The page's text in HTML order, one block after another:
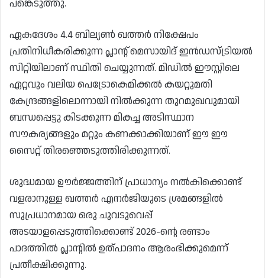
പങ്കെടുത്തു.
ഏകദേശം 4.4 ബില്യൺ ഖത്തർ നിക്ഷേപം
പ്രതിനിധീകരിക്കുന്ന പ്ലാൻ്റ് മെസായിദ് ഇൻഡസ്ട്രിയൽ
സിറ്റിയിലാണ് സ്ഥിതി ചെയ്യുന്നത്. മിഡിൽ ഈസ്റ്റിലെ
ഏറ്റവും വലിയ പെട്രോകെമിക്കൽ കയറ്റുമതി
കേന്ദ്രങ്ങളിലൊന്നായി നിൽക്കുന്ന തുറമുഖവുമായി
ബന്ധപ്പെട്ടു കിടക്കുന്ന മികച്ച അടിസ്ഥാന
സൗകര്യങ്ങളും മറ്റും കണക്കാക്കിയാണ് ഈ ഈ
സൈറ്റ് തിരഞ്ഞെടുത്തിരിക്കുന്നത്.
ശുദ്ധമായ ഊർജ്ജത്തിന് പ്രാധാന്യം നൽകിക്കൊണ്ട്
വളരാനുള്ള ഖത്തർ എനർജിയുടെ ശ്രമങ്ങളിൽ
സുപ്രധാനമായ ഒരു ചുവടുവെപ്പ്
അടയാളപ്പെടുത്തിക്കൊണ്ട് 2026-ൻ്റെ രണ്ടാം
പാദത്തിൽ പ്ലാന്റിൽ ഉത്പാദനം ആരംഭിക്കുമെന്ന്
പ്രതീക്ഷിക്കുന്നു.